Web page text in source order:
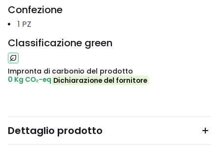
Confezione
1 PZ
Classificazione green
Impronta di carbonio del prodotto
0 Kg CO₂-eq Dichiarazione del fornitore
Dettaglio prodotto